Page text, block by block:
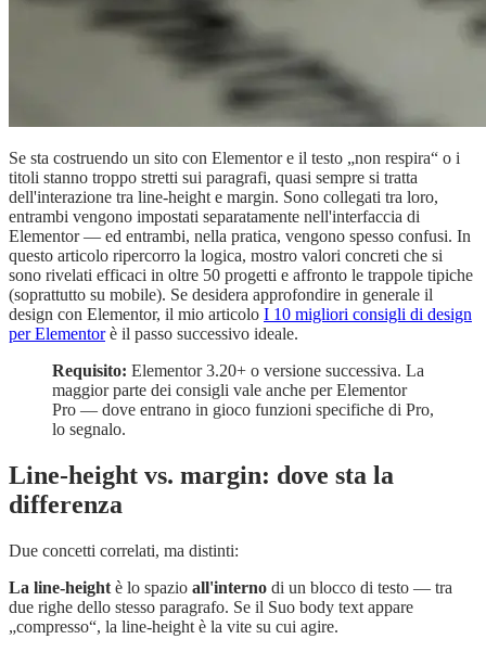
Se sta costruendo un sito con Elementor e il testo „non respira“ o i
titoli stanno troppo stretti sui paragrafi, quasi sempre si tratta
dell'interazione tra line-height e margin. Sono collegati tra loro,
entrambi vengono impostati separatamente nell'interfaccia di
Elementor — ed entrambi, nella pratica, vengono spesso confusi. In
questo articolo ripercorro la logica, mostro valori concreti che si
sono rivelati efficaci in oltre 50 progetti e affronto le trappole tipiche
(soprattutto su mobile). Se desidera approfondire in generale il
design con Elementor, il mio articolo I 10 migliori consigli di design
per Elementorè il passo successivo ideale.
Requisito: Elementor 3.20+ o versione successiva. La
maggior parte dei consigli vale anche per Elementor
Pro — dove entrano in gioco funzioni specifiche di Pro,
lo segnalo.
Line-height vs. margin: dove sta la
differenza
Due concetti correlati, ma distinti:
La line-height è lo spazio all'interno di un blocco di testo — tra
due righe dello stesso paragrafo. Se il Suo body text appare
„compresso“, la line-height è la vite su cui agire.